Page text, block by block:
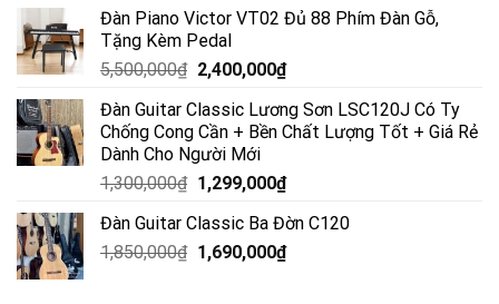
Đàn Piano Victor VT02 Đủ 88 Phím Đàn Gỗ,
Tặng Kèm Pedal
5,500,000₫ 2,400,000₫
Đàn Guitar Classic Lương Sơn LSC120J Có Ty
Chống Cong Cần + Bền Chất Lượng Tốt + Giá Rẻ
Dành Cho Người Mới
1,300,000₫ 1,299,000₫
Đàn Guitar Classic Ba Đờn C120
1,850,000₫ 1,690,000₫